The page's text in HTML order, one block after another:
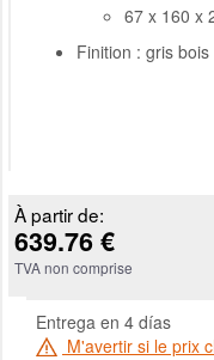
67 x 160 x
Finition : gris bois
À partir de:
639.76 €
TVA non comprise
Entrega en 4 días
M'avertir si le prix